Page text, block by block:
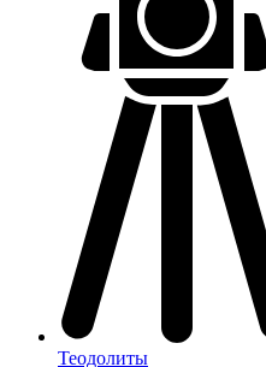
Теодолиты